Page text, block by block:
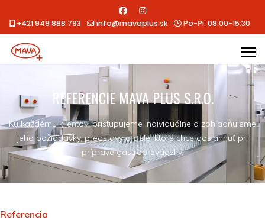
+421 948 888 793 info@mavaplus.sk Po-Pi: 08:00-15:30
REFERENCIE MAVA PLUS S.R.O.
Ku každému klientovi pristupujeme individuálne a zohľadňujeme
jeho požiadavky, predstavy a ciele, ktoré chce dosiahnuť pri
príprave gastroprevádzky.
Referencia